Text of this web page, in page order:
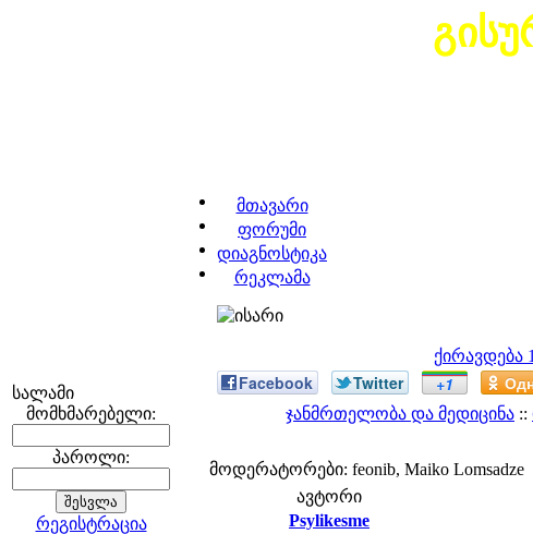
მთავარი
ფორუმი
დიაგნოსტიკა
რეკლამა
ქირავდება
სალამი
მომხმარებელი:
პაროლი:
რეგისტრაცია
Facebook Twitter +1
ჯანმრთელობა და მედიცინა ::
მოდერატორები: feonib, Maiko Lomsadze
ავტორი
Psylikesme